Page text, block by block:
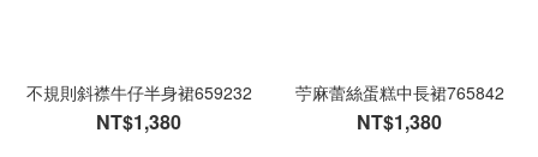
不規則斜襟牛仔半身裙659232
NT$1,380
苧麻蕾絲蛋糕中長裙765842
NT$1,380